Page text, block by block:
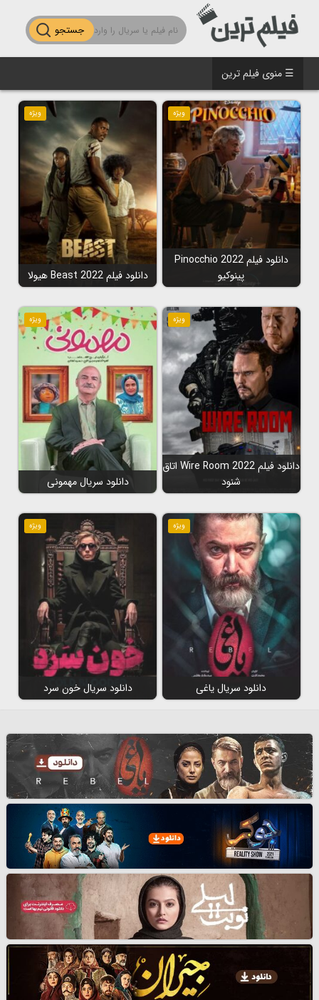
جستجو
☰ منوی فیلم ترین
ویژه
دانلود فیلم Pinocchio 2022
پینوکیو
ویژه
دانلود فیلم Beast 2022 هیولا
ویژه
دانلود فیلم Wire Room 2022 اتاق
شنود
ویژه
دانلود سریال مهمونی
ویژه
دانلود سریال یاغی
ویژه
دانلود سریال خون سرد